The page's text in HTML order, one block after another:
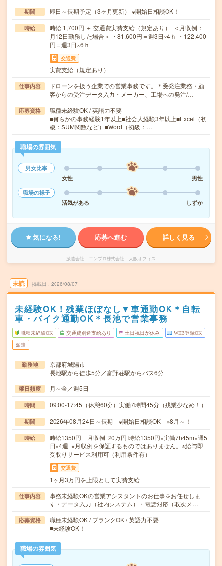
期間 即日～長期予定（3ヶ月更新） ※開始日相談OK！
時給
時給 1,700円 ＋ 交通費実費支給（規定あり） ＜月収例：
月12日勤務した場合＞ ・81,600円＝週3日×4ｈ ・122,400
円＝週3日×6ｈ
交通費
実費支給（規定あり）
仕事内容
ドローンを扱う企業での営業事務です。＊受発注業務・顧
客からの受注データ入力・メーカー、工場への発注/…
応募資格
職種未経験OK / 英語力不要
■何らかの事務経験1年以上■社会人経験3年以上■Excel（初
級：SUM関数など）■Word（初級：…
職場の雰囲気
男女比率
女性
男性
職場の様子
活気がある
しずか
気になる! 応募へ進む 詳しく見る
派遣会社 エンプロ株式会社 大阪オフィス
未読 掲載日 2026/08/07
未経験OK！残業ほぼなし▼車通勤OK＊自転
車・バイク通勤OK＊長池で営業事務
職種未経験OK 交通費別途支給あり 土日祝日が休み WEB登録OK
派遣
勤務地
京都府城陽市
長池駅から徒歩5分／富野荘駅からバス6分
曜日頻度 月～金／週5日
時間 09:00-17:45（休憩60分）実働7時間45分（残業少なめ！）
期間 2026年08月24日～長期 ※開始日相談OK ※8月～！
時給
時給1350円 月収例 20万円 時給1350円×実働7h45m×週5
日×4週 ※月収例を保証するものではありません。※給与即
受取りサービス利用可（利用条件有）
交通費
1ヶ月3万円を上限として実費支給
仕事内容
事務未経験OKの営業アシスタントのお仕事をお任せしま
す・データ入力（社内システム）・電話対応（取次メ…
応募資格
職種未経験OK / ブランクOK / 英語力不要
■未経験OK！
職場の雰囲気